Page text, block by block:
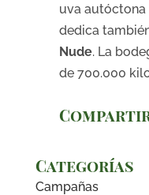
uva autóctona
dedica
Nude. La
de 700.000
Categorías
Campañas